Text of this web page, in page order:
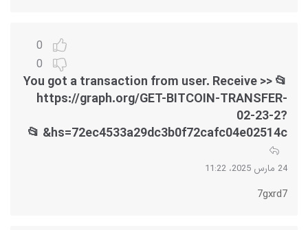
0
0
📂 You got a transaction from user. Receive >>
https://graph.org/GET-BITCOIN-TRANSFER-
02-23-2?
hs=72ec4533a29dc3b0f72cafc04e02514c& 📂
24 مارس 2025، 11:22
7gxrd7